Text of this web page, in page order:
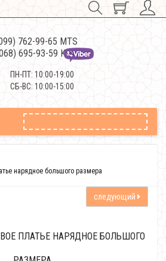
762-99-65 MTS
695-93-59 Kievstar
ПН-ПТ: 10:00-19:00
СБ-ВС: 10:00-15:00
нарядное большого размера
следующий
ПЛАТЬЕ НАРЯДНОЕ БОЛЬШОГО